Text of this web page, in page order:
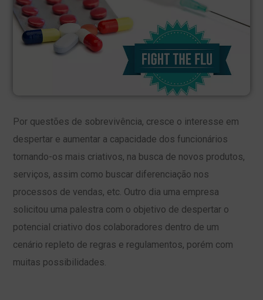
Por questões de sobrevivência, cresce o interesse em
despertar e aumentar a capacidade dos funcionários
tornando-os mais criativos, na busca de novos produtos,
serviços, assim como buscar diferenciação nos
processos de vendas, etc. Outro dia uma empresa
solicitou uma palestra com o objetivo de despertar o
potencial criativo dos colaboradores dentro de um
cenário repleto de regras e regulamentos, porém com
muitas possibilidades.